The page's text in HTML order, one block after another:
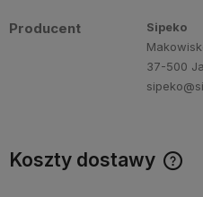
Producent
Sipeko
37-500
Koszty dostawy